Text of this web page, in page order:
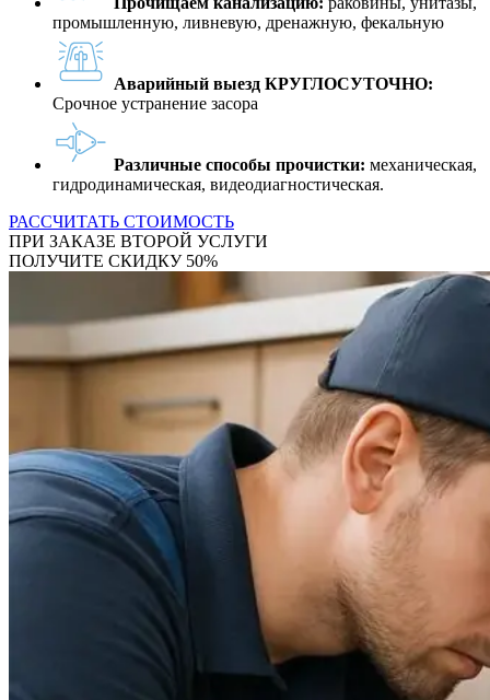
промышленную, ливневую, дренажную, фекальную
Аварийный выезд КРУГЛОСУТОЧНО:
Срочное устранение засора
Различные способы прочистки: механическая,
гидродинамическая, видеодиагностическая.
РАССЧИТАТЬ СТОИМОСТЬ
ПРИ ЗАКАЗЕ ВТОРОЙ УСЛУГИ
ПОЛУЧИТЕ СКИДКУ 50%